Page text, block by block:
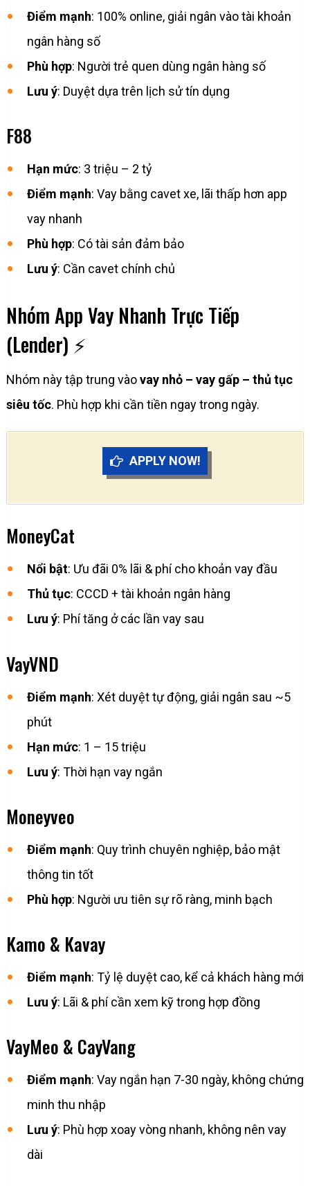
Điểm mạnh: 100% online, giải ngân vào tài khoản
ngân hàng số
Phù hợp: Người trẻ quen dùng ngân hàng số
Lưu ý: Duyệt dựa trên lịch sử tín dụng
F88
Hạn mức: 3 triệu – 2 tỷ
Điểm mạnh: Vay bằng cavet xe, lãi thấp hơn app
vay nhanh
Phù hợp: Có tài sản đảm bảo
Lưu ý: Cần cavet chính chủ
Nhóm App Vay Nhanh Trực Tiếp
(Lender) ⚡
Nhóm này tập trung vàovay nhỏ – vay gấp – thủ tục
siêu tốc. Phù hợp khi cần tiền ngay trong ngày.
APPLY NOW!
MoneyCat
Nổi bật: Ưu đãi 0% lãi & phí cho khoản vay đầu
Thủ tục: CCCD + tài khoản ngân hàng
Lưu ý: Phí tăng ở các lần vay sau
VayVND
Điểm mạnh: Xét duyệt tự động, giải ngân sau ~5
phút
Hạn mức: 1 – 15 triệu
Lưu ý: Thời hạn vay ngắn
Moneyveo
Điểm mạnh: Quy trình chuyên nghiệp, bảo mật
thông tin tốt
Phù hợp: Người ưu tiên sự rõ ràng, minh bạch
Kamo & Kavay
Điểm mạnh: Tỷ lệ duyệt cao, kể cả khách hàng mới
Lưu ý: Lãi & phí cần xem kỹ trong hợp đồng
VayMeo & CayVang
Điểm mạnh: Vay ngắn hạn 7-30 ngày, không chứng
minh thu nhập
Lưu ý: Phù hợp xoay vòng nhanh, không nên vay
dài